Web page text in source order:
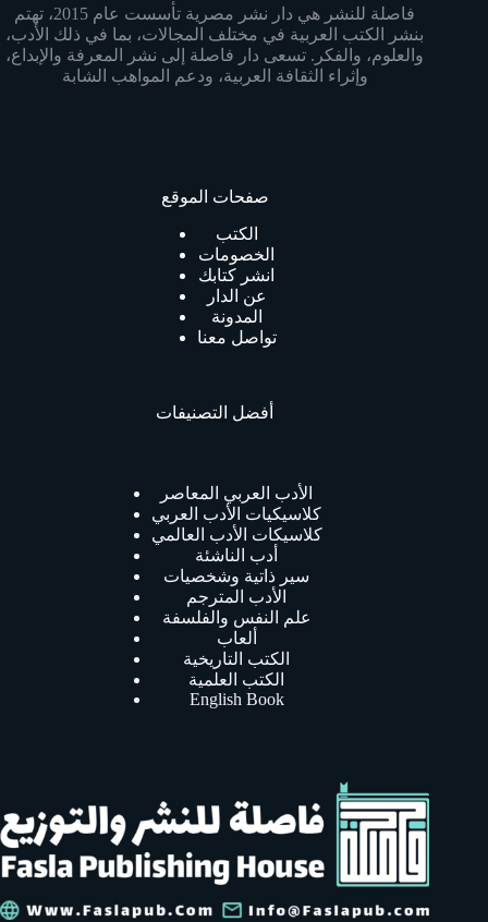
فاصلة للنشر هي دار نشر مصرية تأسست عام 2015، تهتم
بنشر الكتب العربية في مختلف المجالات، بما في ذلك الأدب،
والعلوم، والفكر. تسعى دار فاصلة إلى نشر المعرفة والإبداع،
وإثراء الثقافة العربية، ودعم المواهب الشابة
صفحات الموقع
الكتب
الخصومات
انشر كتابك
عن الدار
المدونة
تواصل معنا
أفضل التصنيفات
الأدب العربي المعاصر
كلاسيكيات الأدب العربي
كلاسيكات الأدب العالمي
أدب الناشئة
سير ذاتية وشخصيات
الأدب المترجم
علم النفس والفلسفة
ألعاب
الكتب التاريخية
الكتب العلمية
English Book